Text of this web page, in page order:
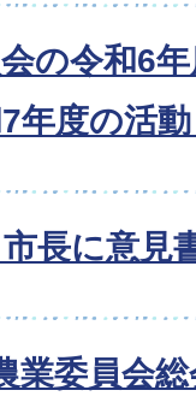
の令和6
年度の活
長に意見
業委員会